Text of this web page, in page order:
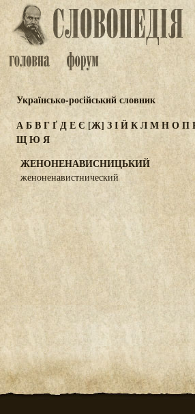
Українсько-російський словник
АБВГҐДЕЄ [Ж]ЗІЙКЛМНОП
ЩЮ Я
ЖЕНОНЕНАВИСНИЦЬКИЙ
женоненавистнический